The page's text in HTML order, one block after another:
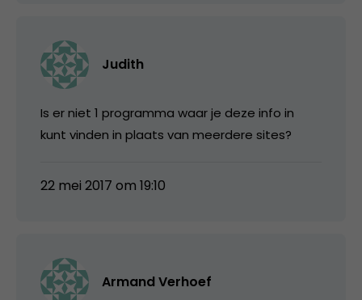
Judith
Is er niet 1 programma waar je deze info in
kunt vinden in plaats van meerdere sites?
22 mei 2017 om 19:10
Armand Verhoef